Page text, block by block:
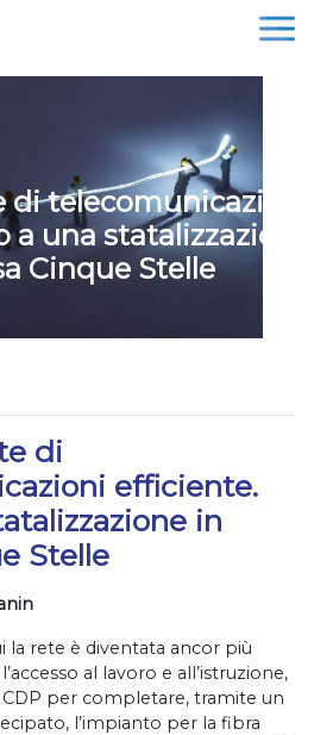
di telecomunicazioni
a una statalizzazione
Cinque Stelle
di
efficiente.
in
Stelle
la rete è diventata ancor più
al lavoro e all’istruzione,
CDP per completare, tramite un
l’impianto per la fibra